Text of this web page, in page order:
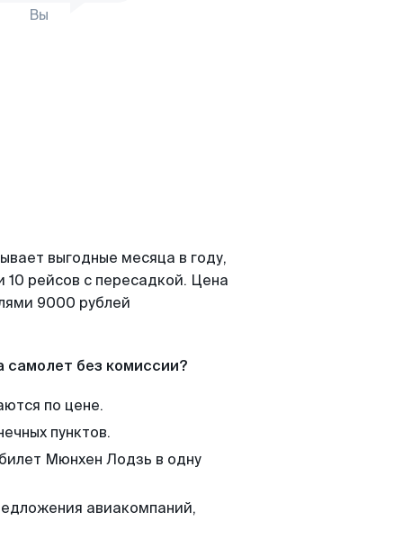
Вы
выгодные месяца в году,
рейсов с пересадкой. Цена
9000 рублей
самолет без комиссии?
по цене.
пунктов.
Мюнхен Лодзь в одну
авиакомпаний,